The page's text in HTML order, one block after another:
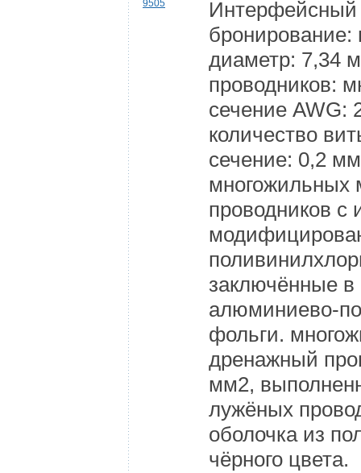
9505
Интерфейсный
диаметр: 7,34
проводников:
сечение AWG:
количество
сечение: 0,2
многожильных
проводников с
заключённые
алюминиево-
фольги.
дренажный
мм2,
лужёных
оболочка из
чёрного цвета.